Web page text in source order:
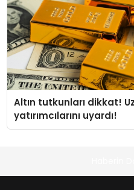
Altın tutkunları dikkat!
yatırımcılarını uyardı!